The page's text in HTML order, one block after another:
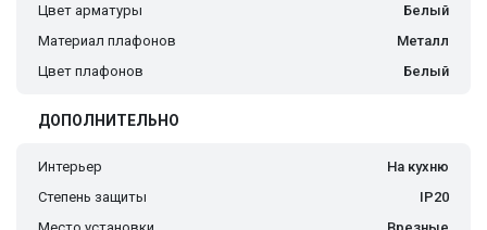
Цвет арматуры
Белый
Материал плафонов
Металл
Цвет плафонов
Белый
ДОПОЛНИТЕЛЬНО
Интерьер
На кухню
Степень защиты
IP20